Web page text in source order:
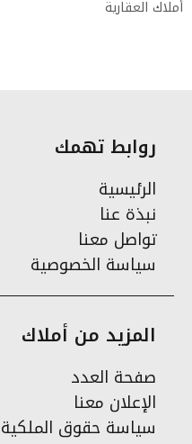
أملاك العقارية
روابط تهمك
الرئيسية
نبذة عنا
تواصل معنا
سياسة الخصوصية
المزيد من أملاك
صفحة العدد
الإعلان معنا
سياسة حقوق الملكية